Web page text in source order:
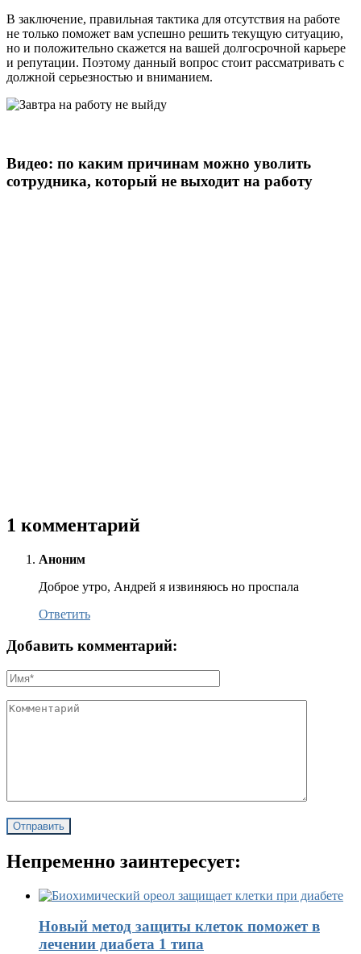
В заключение, правильная тактика для отсутствия на работе
не только поможет вам успешно решить текущую ситуацию,
но и положительно скажется на вашей долгосрочной карьере
и репутации. Поэтому данный вопрос стоит рассматривать с
должной серьезностью и вниманием.
Видео: по каким причинам можно уволить
сотрудника, который не выходит на работу
1 комментарий
Аноним
Доброе утро, Андрей я извиняюсь но проспала
Ответить
Добавить комментарий:
Непременно заинтересует:
Новый метод защиты клеток поможет в
лечении диабета 1 типа